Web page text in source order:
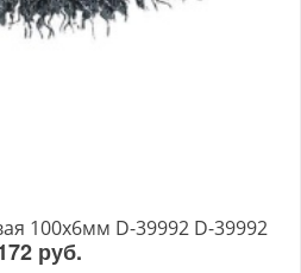
100х6мм D-39992 D-39992
руб.